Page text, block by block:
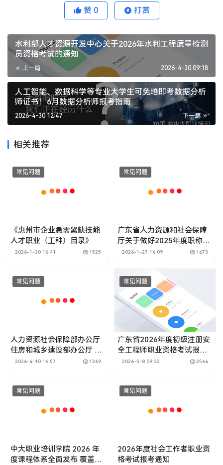
赞 0 打赏
水利部人才资源开发中心关于2026年水利工程质量检测
员资格考试的通知
上一篇 2026-4-30 09:18
人工智能、数据科学等专业大学生可免培即考数据分析
师证书！6月数据分析师报考指南
下一篇
2026-4-30 12:47
相关推荐
常见问题
《惠州市企业急需紧缺技能
人才职业（工种）目录》
2026-1-30 16:41 1525
常见问题
广东省人力资源和社会保障
厅关于做好2025年度职称评
审工作的通知
2026-1-27 14:09 1673
常见问题
人力资源社会保障部办公厅
住房和城乡建设部办公厅 关
于颁布物业管理师等7个国家
2026-4-10 16:57 1269
常见问题
广东省2026年度初级注册安
全工程师职业资格考试报考
须知
2026-5-8 09:32 2564
常见问题
中大职业培训学院 2026 年
度课程体系全面发布 覆盖技
常见问题
2026年度社会工作者职业资
格考试报考通知